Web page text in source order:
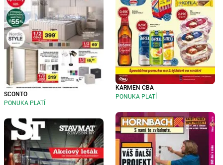
SCONTO
PONUKA PLATÍ
KARMEN CBA
PONUKA PLATÍ